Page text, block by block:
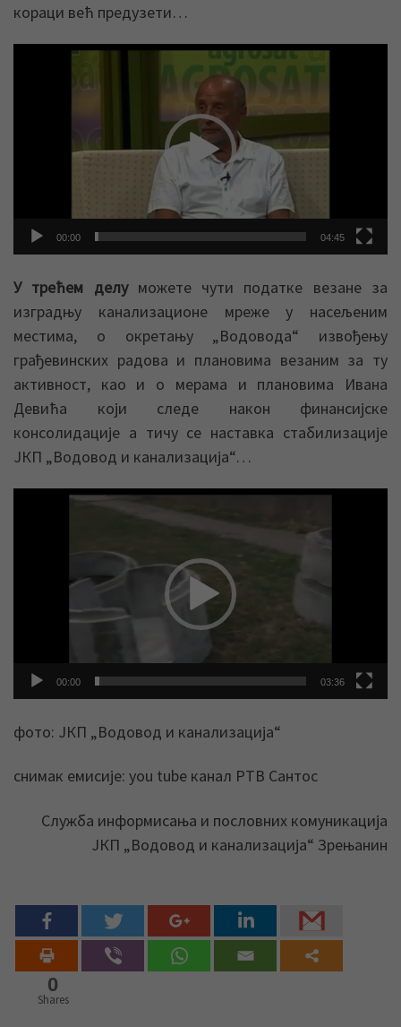
кораци већ предузети…
Прегледач
00:00 04:45
У трећем делуможете чути податке везане за
изградњу канализационе мреже у насељеним
местима, о окретању „Водовода“ извођењу
грађевинских радова и плановима везаним за ту
активност, као и о мерама и плановима Ивана
Девића који следе након финансијске
консолидације а тичу се наставка стабилизације
ЈКП „Водовод и канализација“…
Прегледач
00:00 03:36
фото: ЈКП „Водовод и канализација“
снимак емисије: you tube канал РТВ Сантос
Служба информисања и пословних комуникација
ЈКП „Водовод и канализација“ Зрењанин
0
Shares